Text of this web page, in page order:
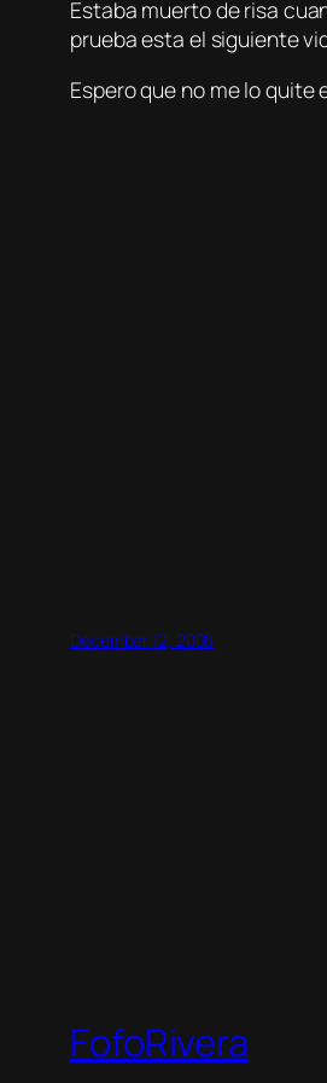
Estaba muerto de risa
prueba esta el siguiente
Espero que no me lo quite
December 12, 2008
FofoRivera